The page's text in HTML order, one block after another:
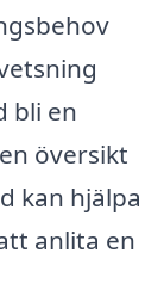
bli en
översikt
kan hjälpa
anlita en